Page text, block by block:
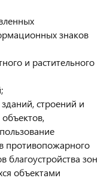
знаков
и растительного
строений и
противопожарного
благоустройства зон
объектами